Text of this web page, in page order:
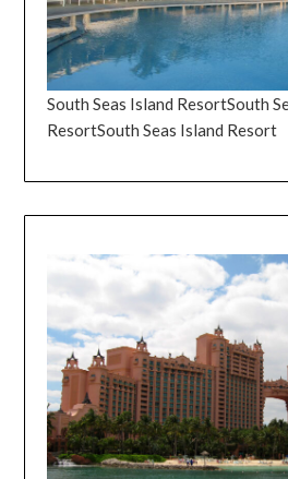
South Seas Island ResortSouth
ResortSouth Seas Island Resort